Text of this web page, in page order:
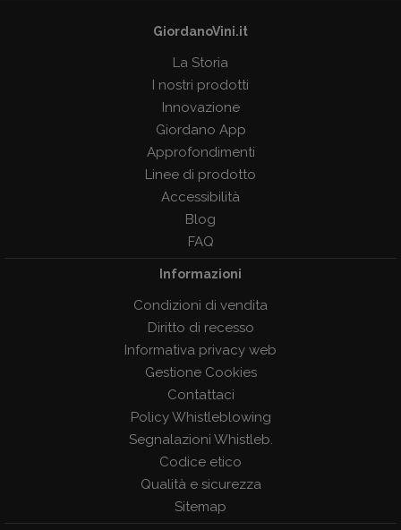
GiordanoVini.it
La Storia
I nostri prodotti
Innovazione
Giordano App
Approfondimenti
Linee di prodotto
Accessibilità
Blog
FAQ
Informazioni
Condizioni di vendita
Diritto di recesso
Informativa privacy web
Gestione Cookies
Contattaci
Policy Whistleblowing
Segnalazioni Whistleb.
Codice etico
Qualità e sicurezza
Sitemap